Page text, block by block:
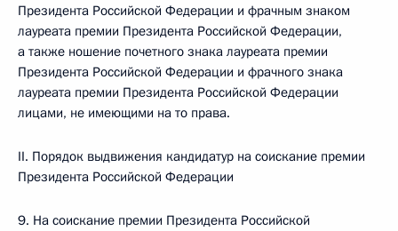
Президента Российской Федерации и фрачным знаком
лауреата премии Президента Российской Федерации,
а также ношение почетного знака лауреата премии
Президента Российской Федерации и фрачного знака
лауреата премии Президента Российской Федерации
лицами, не имеющими на то права.
II. Порядок выдвижения кандидатур на соискание премии
Президента Российской Федерации
9. На соискание премии Президента Российской